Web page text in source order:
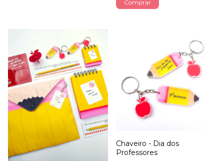
Comprar
Chaveiro - Dia dos
Professores